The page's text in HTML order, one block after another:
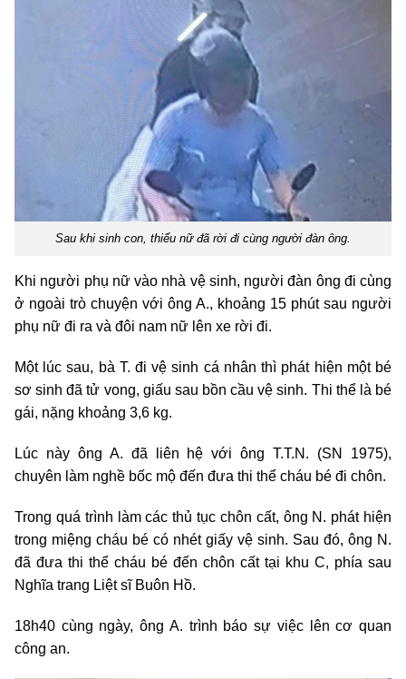
Sau khi sinh con, thiếu nữ đã rời đi cùng người đàn ông.
Khi người phụ nữ vào nhà vệ sinh, người đàn ông đi cùng
ở ngoài trò chuyện với ông A., khoảng 15 phút sau người
phụ nữ đi ra và đôi nam nữ lên xe rời đi.
Một lúc sau, bà T. đi vệ sinh cá nhân thì phát hiện một bé
sơ sinh đã tử vong, giấu sau bồn cầu vệ sinh. Thi thể là bé
gái, nặng khoảng 3,6 kg.
Lúc này ông A. đã liên hệ với ông T.T.N. (SN 1975),
chuyên làm nghề bốc mộ đến đưa thi thể cháu bé đi chôn.
Trong quá trình làm các thủ tục chôn cất, ông N. phát hiện
trong miệng cháu bé có nhét giấy vệ sinh. Sau đó, ông N.
đã đưa thi thể cháu bé đến chôn cất tại khu C, phía sau
Nghĩa trang Liệt sĩ Buôn Hồ.
18h40 cùng ngày, ông A. trình báo sự việc lên cơ quan
công an.